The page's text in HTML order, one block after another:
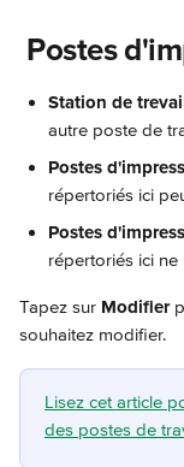
Postes
Station de
autre poste de
Postes
répertoriés ici
Postes
répertoriés ici
Tapez sur Modifier
souhaitez modifier.
Lisez cet article
des postes de